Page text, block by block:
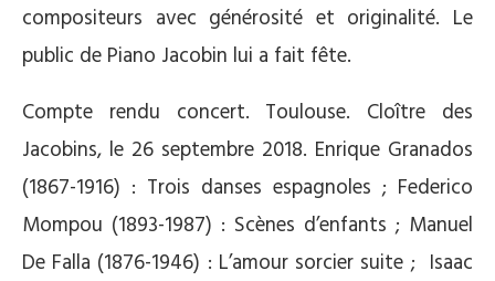
compositeurs avec générosité et originalité. Le
public de Piano Jacobin lui a fait fête.
Compte rendu concert. Toulouse. Cloître des
Jacobins, le 26 septembre 2018. Enrique Granados
(1867-1916) : Trois danses espagnoles ; Federico
Mompou (1893-1987) : Scènes d’enfants ; Manuel
De Falla (1876-1946) : L’amour sorcier suite ; Isaac